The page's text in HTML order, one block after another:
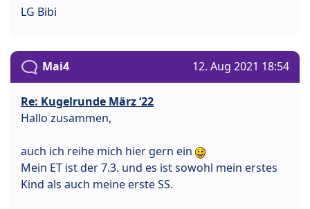
LG Bibi
Mai4 12. Aug 2021 18:54
Re: Kugelrunde März ‘22
Hallo zusammen,
auch ich reihe mich hier gern ein
Mein ET ist der 7.3. und es ist sowohl mein erstes
Kind als auch meine erste SS.